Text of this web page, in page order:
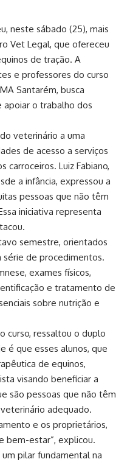
neste sábado (25), mais
Vet Legal, que ofereceu
de tração. A
e professores do curso
Santarém, busca
o trabalho dos
veterinário a uma
de acesso a serviços
carroceiros. Luiz Fabiano,
a infância, expressou a
pessoas que não têm
iniciativa representa
semestre, orientados
série de procedimentos.
exames físicos,
e tratamento de
sobre nutrição e
curso, ressaltou o duplo
é que esses alunos, que
de equinos,
visando beneficiar a
são pessoas que não têm
adequado.
e os proprietários,
bem-estar”, explicou.
pilar fundamental na